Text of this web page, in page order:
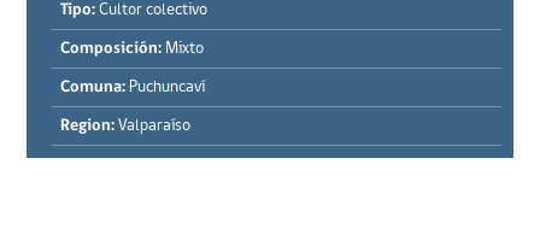
Tipo: Cultor colectivo
Composición: Mixto
Comuna: Puchuncaví
Region: Valparaíso